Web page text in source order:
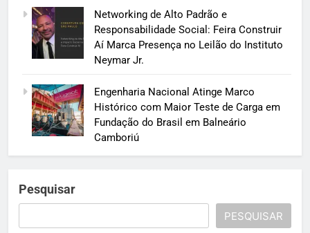
Networking de Alto Padrão e
Responsabilidade Social: Feira Construir
Aí Marca Presença no Leilão do Instituto
Neymar Jr.
Engenharia Nacional Atinge Marco
Histórico com Maior Teste de Carga em
Fundação do Brasil em Balneário
Camboriú
Pesquisar
PESQUISAR